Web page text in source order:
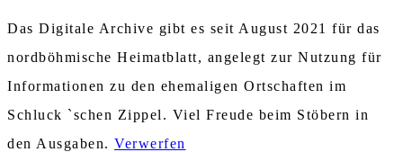
Das Digitale Archive gibt es seit August 2021 für das
nordböhmische Heimatblatt, angelegt zur Nutzung für
Informationen zu den ehemaligen Ortschaften im
Schluck `schen Zippel. Viel Freude beim Stöbern in
den Ausgaben. Verwerfen